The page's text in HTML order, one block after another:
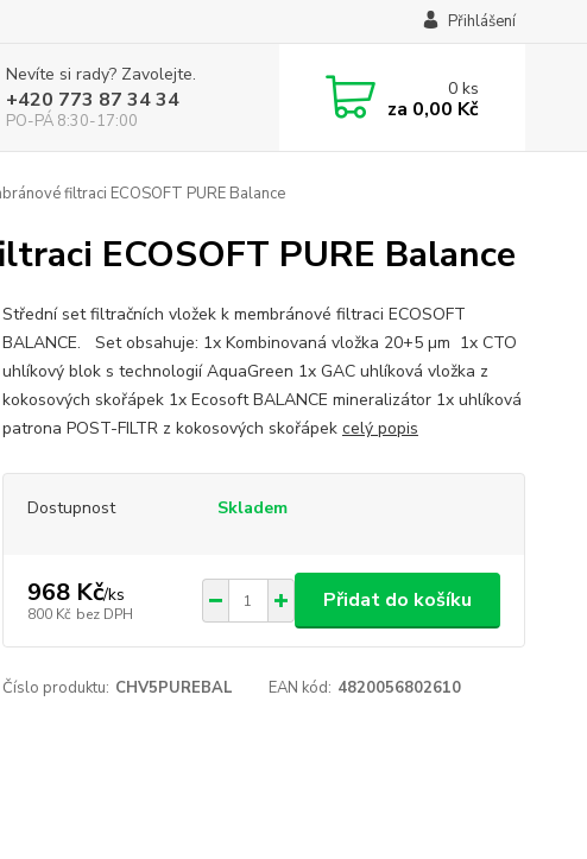
Přihlášení
Nevíte si rady? Zavolejte.
+420 773 87 34 34
PO-PÁ 8:30-17:00
0ks
za 0,00 Kč
filtraci ECOSOFT PURE Balance
ECOSOFT PURE Balance
Střední set filtračních vložek k membránové filtraci ECOSOFT
BALANCE. Set obsahuje: 1x Kombinovaná vložka 20+5 µm 1x CTO
uhlíkový blok s technologií AquaGreen 1x GAC uhlíková vložka z
kokosových skořápek 1x Ecosoft BALANCE mineralizátor 1x uhlíková
patrona POST-FILTR z kokosových skořápek celý popis
Dostupnost Skladem
968 Kč/ks
800 Kč bez DPH
Přidat do košíku
Číslo produktu: CHV5PUREBAL EAN kód: 4820056802610